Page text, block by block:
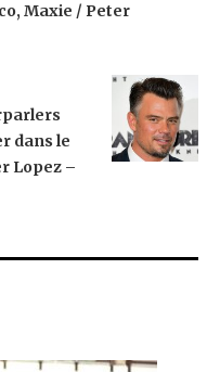
Maxie / Peter
dans le
Lopez –